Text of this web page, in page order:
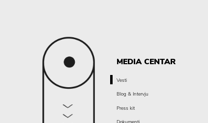
MEDIA CENTAR
Vesti
Blog & Intervju
Press kit